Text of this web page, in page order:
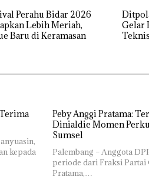
Perahu Bidar 2026
Lebih Meriah,
Baru di Keramasan
Gelar
kepada
Peby Anggi Pratama:
Dinialdie Momen
Sumsel
Palembang – Anggota
periode dari Fraksi
Pratama,…